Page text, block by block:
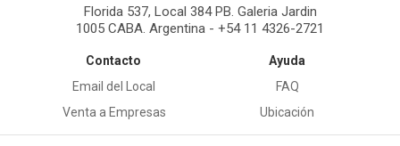
Florida 537, Local 384 PB. Galeria Jardin
1005 CABA. Argentina - +54 11 4326-2721
Contacto
Email del Local
Venta a Empresas
Ayuda
FAQ
Ubicación